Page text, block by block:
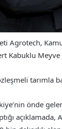
Agrotech,
Kabuklu
tarımla
önde